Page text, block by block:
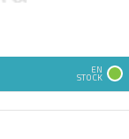
EN
STOCK